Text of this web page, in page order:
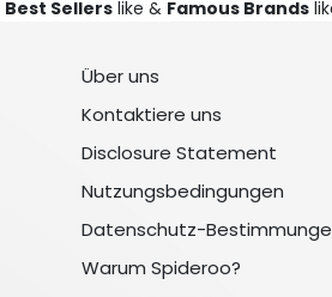
Best Sellers like & Famous Brands
Über uns
Kontaktiere uns
Disclosure Statement
Nutzungsbedingungen
Datenschutz-
Warum Spideroo?